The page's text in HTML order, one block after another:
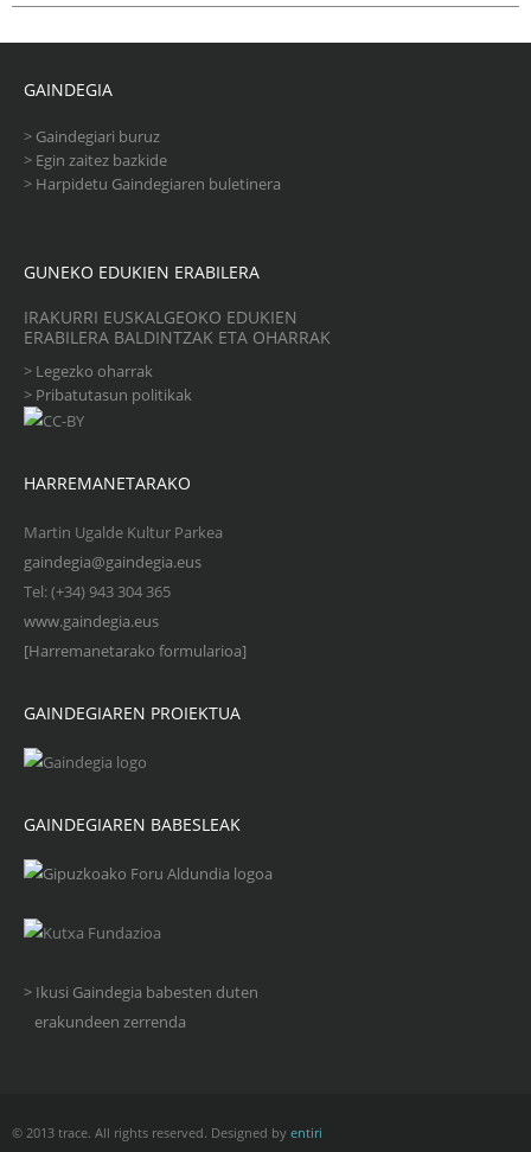
GAINDEGIA
> Gaindegiari buruz
> Egin zaitez bazkide
> Harpidetu Gaindegiaren buletinera
GUNEKO EDUKIEN ERABILERA
IRAKURRI EUSKALGEOKO EDUKIEN
ERABILERA BALDINTZAK ETA OHARRAK
> Legezko oharrak
> Pribatutasun politikak
HARREMANETARAKO
Martin Ugalde Kultur Parkea
gaindegia@gaindegia.eus
Tel: (+34) 943 304 365
www.gaindegia.eus
[Harremanetarako formularioa]
GAINDEGIAREN PROIEKTUA
GAINDEGIAREN BABESLEAK
> Ikusi Gaindegia babesten duten
erakundeen zerrenda
© 2013 trace. All rights reserved. Designed by entiri